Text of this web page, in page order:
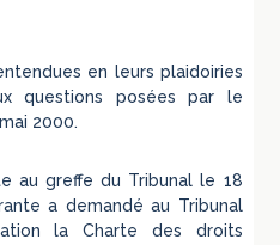
en leurs plaidoiries
questions posées par le
2000.
greffe du Tribunal le 18
a demandé au Tribunal
la Charte des droits